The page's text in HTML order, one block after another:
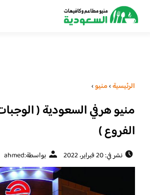
الرئيسية›منيو›
منيو هرفي السعودية (
الفروع )
نشر في: 20 فبراير، 2022 بواسطة:ahmed